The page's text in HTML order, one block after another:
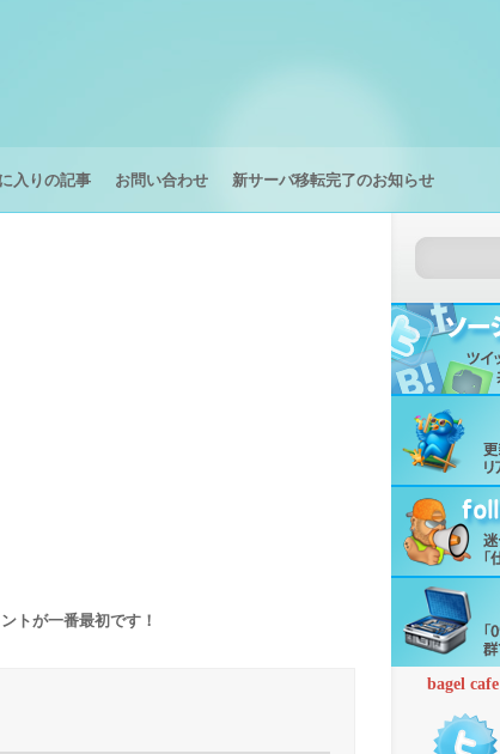
入りの記事 お問い合わせ 新サーバ移転完了のお知らせ
トが一番最初です！
bagel cafe